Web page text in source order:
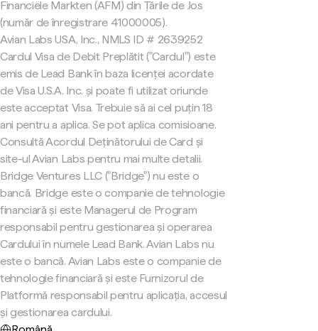
Financiële Markten (AFM) din Țările de Jos
(număr de înregistrare 41000005).
Avian Labs USA, Inc., NMLS ID # 2639252
Cardul Visa de Debit Preplătit ("Cardul") este
emis de Lead Bank în baza licenței acordate
de Visa U.S.A. Inc. și poate fi utilizat oriunde
este acceptat Visa. Trebuie să ai cel puțin 18
ani pentru a aplica. Se pot aplica comisioane.
Consultă Acordul Deținătorului de Card și
site-ul Avian Labs pentru mai multe detalii.
Bridge Ventures LLC ("Bridge") nu este o
bancă. Bridge este o companie de tehnologie
financiară și este Managerul de Program
responsabil pentru gestionarea și operarea
Cardului în numele Lead Bank. Avian Labs nu
este o bancă. Avian Labs este o companie de
tehnologie financiară și este Furnizorul de
Platformă responsabil pentru aplicația, accesul
și gestionarea cardului.